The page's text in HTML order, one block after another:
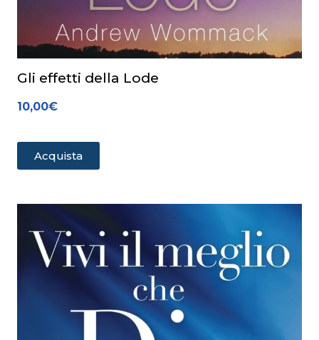
Gli effetti della Lode
10,00€
Acquista